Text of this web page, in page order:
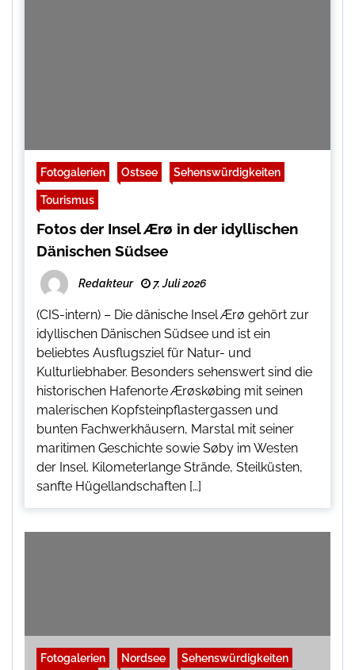
Fotogalerien Ostsee Sehenswürdigkeiten
Tourismus
Fotos der Insel Ærø in der idyllischen
Dänischen Südsee
Redakteur 7. Juli 2026
(CIS-intern) – Die dänische Insel Ærø gehört zur
idyllischen Dänischen Südsee und ist ein
beliebtes Ausflugsziel für Natur- und
Kulturliebhaber. Besonders sehenswert sind die
historischen Hafenorte Ærøskøbing mit seinen
malerischen Kopfsteinpflastergassen und
bunten Fachwerkhäusern, Marstal mit seiner
maritimen Geschichte sowie Søby im Westen
der Insel. Kilometerlange Strände, Steilküsten,
sanfte Hügellandschaften […]
Fotogalerien Nordsee
Sehenswürdigkeiten